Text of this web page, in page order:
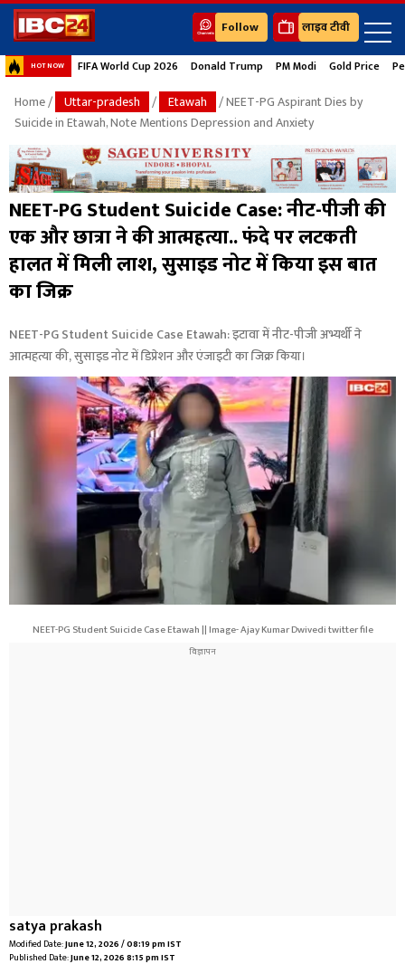
Follow लाइव टीवी
HOT NOW FIFA World Cup 2026 Donald Trump PM Modi Gold Price
Home/ Uttar-pradesh / Etawah
/ NEET-PG Aspirant Dies by
Suicide in Etawah, Note Mentions Depression and Anxiety
NEET-PG Student Suicide Case: नीट-पीजी की
एक और छात्रा ने की आत्महत्या.. फंदे पर लटकती
हालत में मिली लाश, सुसाइड नोट में किया इस बात
का जिक्र
NEET-PG Student Suicide Case Etawah: इटावा में नीट-पीजी अभ्यर्थी ने
आत्महत्या की, सुसाइड नोट में डिप्रेशन और एंजाइटी का जिक्र किया।
NEET-PG Student Suicide Case Etawah || Image- Ajay Kumar Dwivedi twitter file
satya prakash
Modified Date:June 12, 2026 / 08:19 pm IST
Published Date:June 12, 2026 8:15 pm IST